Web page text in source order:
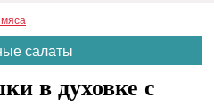
салаты
в духовке с